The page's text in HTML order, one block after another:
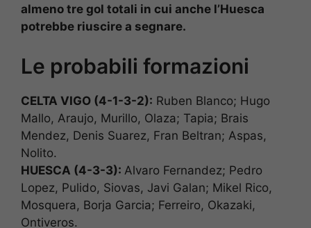
almeno tre gol totali in cui anche l’Huesca
potrebbe riuscire a segnare.
Le probabili formazioni
CELTA VIGO (4-1-3-2): Ruben Blanco; Hugo
Mallo, Araujo, Murillo, Olaza; Tapia; Brais
Mendez, Denis Suarez, Fran Beltran; Aspas,
Nolito.
HUESCA (4-3-3): Alvaro Fernandez; Pedro
Lopez, Pulido, Siovas, Javi Galan; Mikel Rico,
Mosquera, Borja Garcia; Ferreiro, Okazaki,
Ontiveros.